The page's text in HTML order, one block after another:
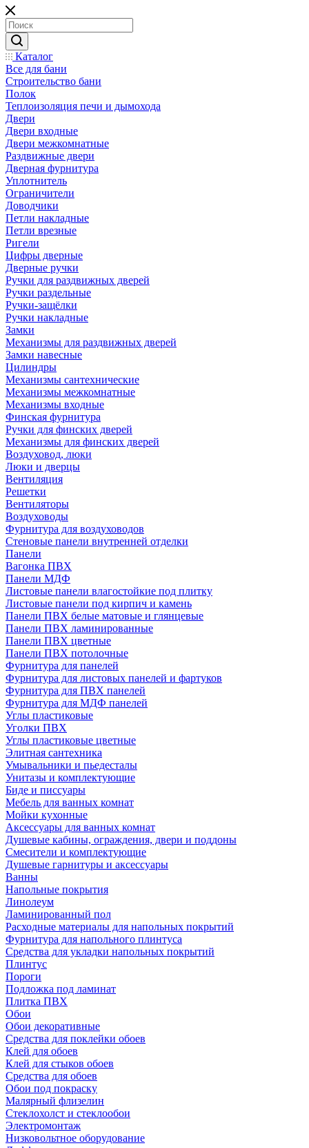
Каталог
Все для бани
Строительство бани
Полок
Теплоизоляция печи и дымохода
Двери
Двери входные
Двери межкомнатные
Раздвижные двери
Дверная фурнитура
Уплотнитель
Ограничители
Доводчики
Петли накладные
Петли врезные
Ригели
Цифры дверные
Дверные ручки
Ручки для раздвижных дверей
Ручки раздельные
Ручки-защёлки
Ручки накладные
Замки
Механизмы для раздвижных дверей
Замки навесные
Цилиндры
Механизмы сантехнические
Механизмы межкомнатные
Механизмы входные
Финская фурнитура
Ручки для финских дверей
Механизмы для финских дверей
Воздуховод, люки
Люки и дверцы
Вентиляция
Решетки
Вентиляторы
Воздуховоды
Фурнитура для воздуховодов
Стеновые панели внутренней отделки
Панели
Вагонка ПВХ
Панели МДФ
Листовые панели влагостойкие под плитку
Листовые панели под кирпич и камень
Панели ПВХ белые матовые и глянцевые
Панели ПВХ ламинированные
Панели ПВХ цветные
Панели ПВХ потолочные
Фурнитура для панелей
Фурнитура для листовых панелей и фартуков
Фурнитура для ПВХ панелей
Фурнитура для МДФ панелей
Углы пластиковые
Уголки ПВХ
Углы пластиковые цветные
Элитная сантехника
Умывальники и пьедесталы
Унитазы и комплектующие
Биде и писсуары
Мебель для ванных комнат
Мойки кухонные
Аксессуары для ванных комнат
Душевые кабины, ограждения, двери и поддоны
Смесители и комплектующие
Душевые гарнитуры и аксессуары
Ванны
Напольные покрытия
Линолеум
Ламинированный пол
Расходные материалы для напольных покрытий
Фурнитура для напольного плинтуса
Средства для укладки напольных покрытий
Плинтус
Пороги
Подложка под ламинат
Плитка ПВХ
Обои
Обои декоративные
Средства для поклейки обоев
Клей для обоев
Клей для стыков обоев
Средства для обоев
Обои под покраску
Малярный флизелин
Стеклохолст и стеклообои
Электромонтаж
Низковольтное оборудование